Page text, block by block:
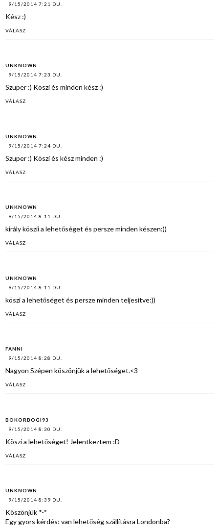
9/15/2014 7:21 DU.
Kész :)
VÁLASZ
UNKNOWN
9/15/2014 7:23 DU.
Szuper :) Köszi és minden kész :)
VÁLASZ
UNKNOWN
9/15/2014 7:24 DU.
Szuper :) Köszi és kész minden :)
VÁLASZ
UNKNOWN
9/15/2014 8:11 DU.
király köszii a lehetőséget és persze minden készen:))
VÁLASZ
UNKNOWN
9/15/2014 8:11 DU.
köszi a lehetőséget és persze minden teljesítve:))
VÁLASZ
FANNI
9/15/2014 8:28 DU.
Nagyon Szépen köszönjük a lehetőséget.<3
VÁLASZ
BOKORBOGI93
9/15/2014 8:30 DU.
Köszi a lehetőséget! Jelentkeztem :D
VÁLASZ
UNKNOWN
9/15/2014 8:39 DU.
Köszönjük *-*
Egy gyors kérdés: van lehetőség szállításra Londonba?